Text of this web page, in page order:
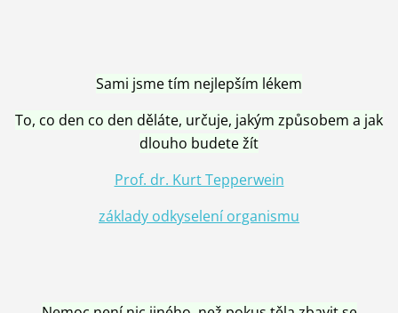
Sami jsme tím nejlepším lékem
To, co den co den děláte, určuje, jakým způsobem a jak
dlouho budete žít
Prof. dr. Kurt Tepperwein
základy odkyselení organismu